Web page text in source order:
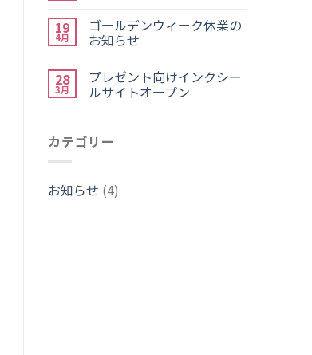
19
4月
ゴールデンウィーク休業の
お知らせ
28
3月
プレゼント向けインクシー
ルサイトオープン
カテゴリー
お知らせ (4)